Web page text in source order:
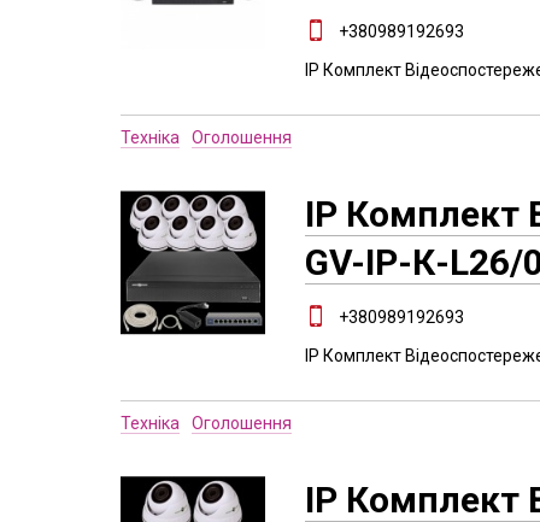
+380989192693
ІР Комплект
Техніка Оголошення
IP Комплект
GV-ІР-К-L26/
+380989192693
IP Комплект
Техніка Оголошення
IP Комплект